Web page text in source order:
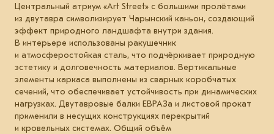
Центральный атриум «Art Street» с большими пролётами
из двутавра символизирует Чарынский каньон, создающий
эффект природного ландшафта внутри здания.
В интерьере использованы ракушечник
и атмосферостойкая сталь, что подчёркивает природную
эстетику и долговечность материалов. Вертикальные
элементы каркаса выполнены из сварных коробчатых
сечений, что обеспечивает устойчивость при динамических
нагрузках. Двутавровые балки ЕВРАЗа и листовой прокат
применили в несущих конструкциях перекрытий
и кровельных системах. Общий объём